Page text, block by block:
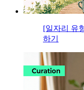
[일자리 유
하기